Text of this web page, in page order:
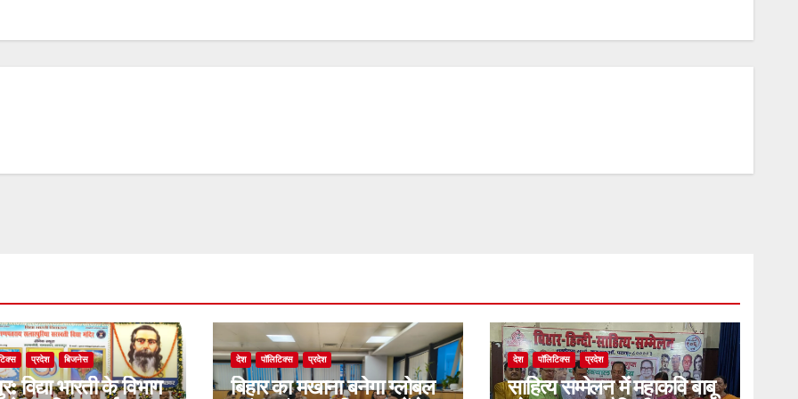
प्रदेश बिजनेस
विद्या भारती के विभाग
देश पॉलिटिक्स प्रदेश
बिहार का मखाना बनेगा ग्लोबल
देश पॉलिटिक्स प्रदेश
साहित्य सम्मेलन में महाकवि बाबू